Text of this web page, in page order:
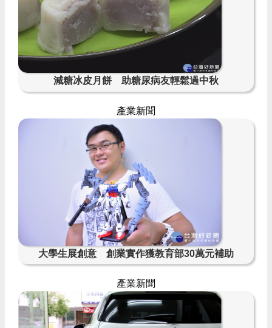
減糖冰皮月餅 助糖尿病友輕鬆過中秋
產業新聞
大學生展創意 創業實作獲教育部30萬元補助
產業新聞